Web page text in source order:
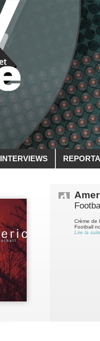
INTERVIEWS
Crème de
Football
Lire la